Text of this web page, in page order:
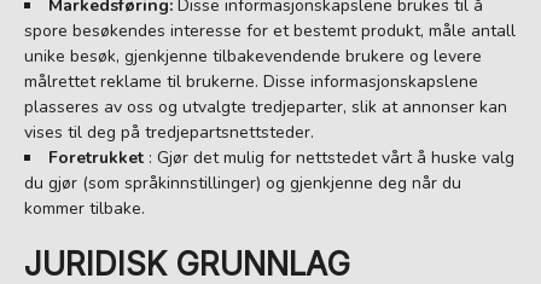
Markedsføring: Disse informasjonskapslene brukes til å
spore besøkendes interesse for et bestemt produkt, måle antall
unike besøk, gjenkjenne tilbakevendende brukere og levere
målrettet reklame til brukerne. Disse informasjonskapslene
plasseres av oss og utvalgte tredjeparter, slik at annonser kan
vises til deg på tredjepartsnettsteder.
Foretrukket : Gjør det mulig for nettstedet vårt å huske valg
du gjør (som språkinnstillinger) og gjenkjenne deg når du
kommer tilbake.
JURIDISK GRUNNLAG